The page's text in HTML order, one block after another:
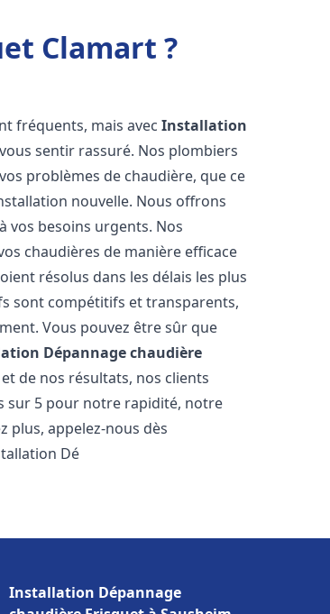
Clamart ?
fréquents, mais avecInstallation
sentir rassuré. Nos plombiers
problèmes de chaudière, que ce
nouvelle. Nous offrons
vos besoins urgents. Nos
chaudières de manière efficace
résolus dans les délais les plus
sont compétitifs et transparents,
Vous pouvez être sûr que
Dépannage chaudière
de nos résultats, nos clients
sur 5 pour notre rapidité, notre
plus, appelez-nous dès
Dé
Installation Dépannage